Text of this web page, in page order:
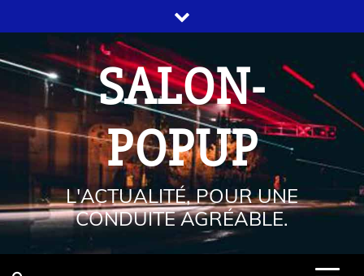
SALON-
POPUP
L'ACTUALITÉ, POUR UNE
CONDUITE AGRÉABLE.